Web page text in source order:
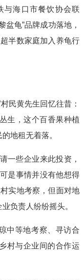
与海口市餐饮协会联
盆龟”品牌成功落地，
半数家庭加入养龟行
民黄先生回忆往昔：
生，这个百香果种植
地租无着落。
一些企业来此投资，
是事情并没有他想得
实地考察，但面对地
负责人纷纷摇头。
中等地考察、寻访合
村与企业间的合作运